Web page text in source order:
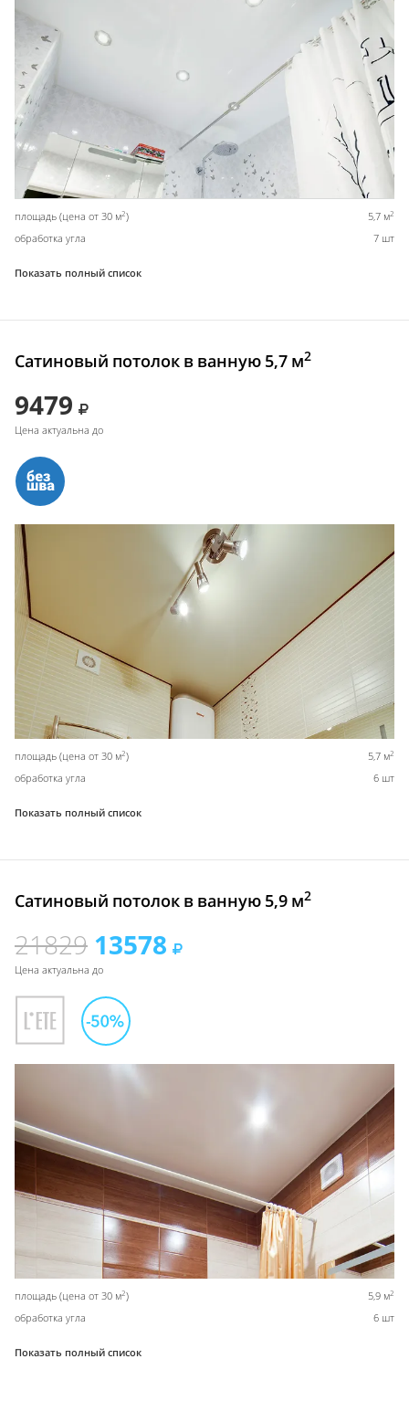
площадь (цена от 30 м2) 5,7 м2
обработка угла 7 шт
Показать полный список
Сатиновый потолок в ванную 5,7 м2
9479
Цена актуальна до
площадь (цена от 30 м2) 5,7 м2
обработка угла 6 шт
Показать полный список
Сатиновый потолок в ванную 5,9 м2
21829 13578
Цена актуальна до
площадь (цена от 30 м2) 5,9 м2
обработка угла 6 шт
Показать полный список